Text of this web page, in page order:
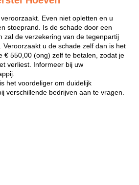
Even niet opletten en u
stoeprand. Is de schade door een
zal de verzekering van de tegenpartij
Veroorzaakt u de schade zelf dan is het
€ 550,00 (ong) zelf te betalen, zodat je
verliest. Informeer bij uw
het voordeliger om duidelijk
verschillende bedrijven aan te vragen.